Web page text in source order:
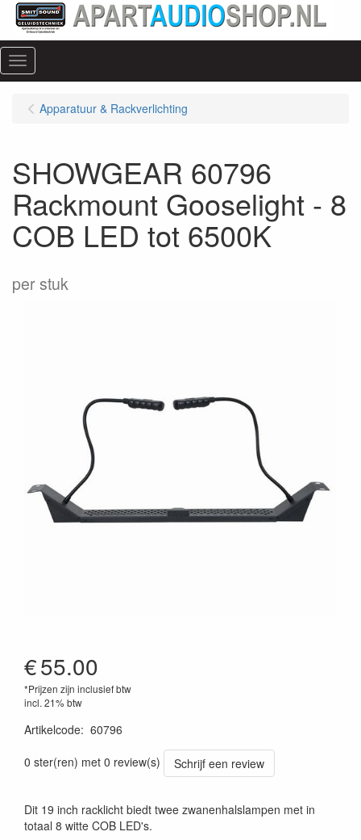
Menu
Apparatuur & Rackverlichting
SHOWGEAR 60796
Rackmount Gooselight - 8
COB LED tot 6500K
per stuk
€55.00
*Prijzen zijn inclusief btw
incl. 21% btw
Artikelcode: 60796
0 ster(ren) met 0 review(s)
Schrijf een review
Dit 19 inch racklicht biedt twee zwanenhalslampen met in
totaal 8 witte COB LED's.